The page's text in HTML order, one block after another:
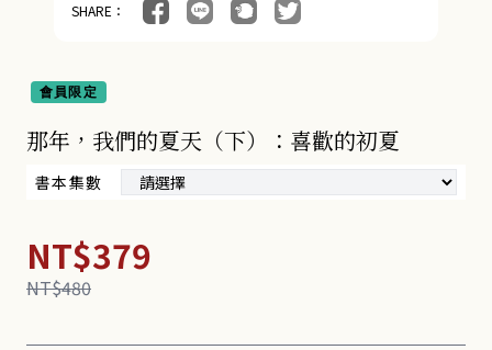
SHARE：
會員限定
那年，我們的夏天（下）：喜歡的初夏
書本集數
NT$379
NT$480